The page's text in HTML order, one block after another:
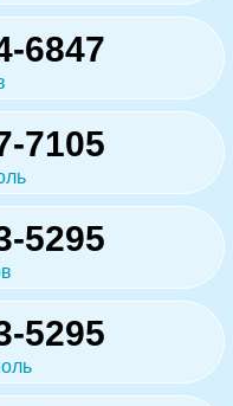
6847
7105
5295
5295